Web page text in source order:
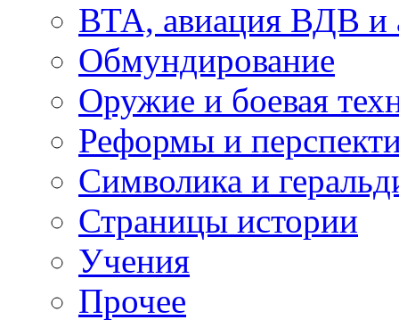
ВТА, авиация ВДВ и
Обмундирование
Оружие и боевая
Реформы и
Символика и
Страницы истории
Учения
Прочее